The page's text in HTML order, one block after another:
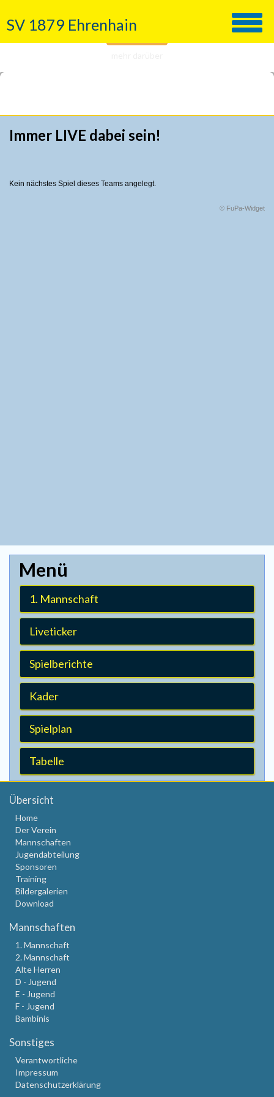
SV 1879 Ehrenhain
Immer LIVE dabei sein!
1. Mannschaft
Liveticker
Spielberichte
Kader
Spielplan
Tabelle
Übersicht
Home
Der Verein
Mannschaften
Jugendabteilung
Sponsoren
Training
Bildergalerien
Download
Mannschaften
1. Mannschaft
2. Mannschaft
Alte Herren
D - Jugend
E - Jugend
F - Jugend
Bambinis
Sonstiges
Verantwortliche
Impressum
Datenschutzerklärung